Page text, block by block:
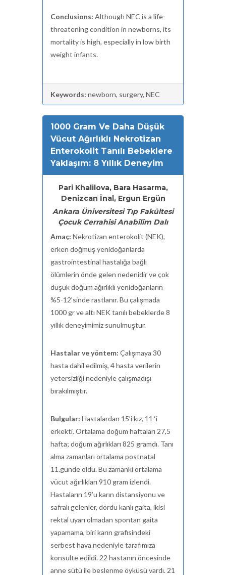
Conclusions: Although NEC is a life-
threatening condition in newborns, its
mortality is high, especially in low birth
weight infants.
Keywords: newborn, surgery, NEC
1000 Gram Ve Daha Düşük
Vücut Ağırlıklı Nekrotizan
Enterokolit Tanılı Bebeklere
Yaklaşım: 8 Yıllık Deneyim
Pari Khalilova, Bara Hasarma,
Denizcan İnal, Ergun Ergün
Ankara Üniversitesi Tıp Fakültesi
Çocuk Cerrahisi Anabilim Dalı
Amaç: Nekrotizan enterokolit (NEK),
erken doğmuş yenidoğanlarda
gastrointestinal hastalığa bağlı
ölümlerin önde gelen nedenidir ve çok
düşük doğum ağırlıklı yenidoğanların
%5-12'sinde rastlanır. Bu çalışmada
1000 gr ve altı NEK tanılı bebeklerde 8
yıllık deneyimimiz sunulmuştur.
Hastalar ve yöntem: Çalışmaya 30
hasta dahil edilmiş, 4 hasta verilerin
yetersizliği nedeniyle çalışmadışı
bırakılmıştır.
Bulgular: Hastalardan 15’i kız, 11 ‘i
erkekti. Ortalama doğum haftaları 27,5
hafta; doğum ağırlıkları 825 gramdı. Tanı
alma zamanları ortalama postnatal
11.günde oldu. Bu zamanki ortalama
vücut ağırlıkları 910 gram izlendi.
Hastaların 19’u karın distansiyonu ve
safralı gelenler, dördü kanlı gaita, ikisi
rektal uyarı olmadan spontan gaita
yapamama, biri karın grafisindeki
serbest hava nedeniyle tarafımıza
konsulte edildi. 22 hastanın öncesinde
anne sütü ile beslenme öyküsü vardı. 21